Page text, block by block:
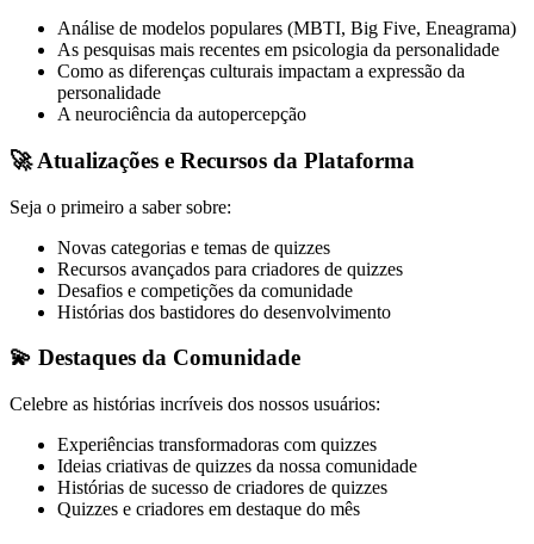
Análise de modelos populares (MBTI, Big Five, Eneagrama)
As pesquisas mais recentes em psicologia da personalidade
Como as diferenças culturais impactam a expressão da
personalidade
A neurociência da autopercepção
🚀Atualizações e Recursos da Plataforma
Seja o primeiro a saber sobre:
Novas categorias e temas de quizzes
Recursos avançados para criadores de quizzes
Desafios e competições da comunidade
Histórias dos bastidores do desenvolvimento
💫 Destaques da Comunidade
Celebre as histórias incríveis dos nossos usuários:
Experiências transformadoras com quizzes
Ideias criativas de quizzes da nossa comunidade
Histórias de sucesso de criadores de quizzes
Quizzes e criadores em destaque do mês